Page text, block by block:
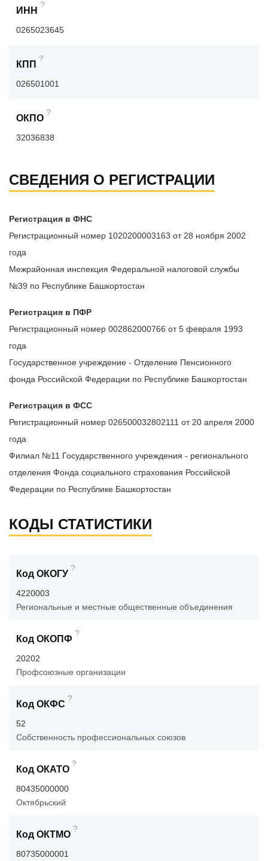
ИНН
?
0265023645
КПП
?
026501001
ОКПО
?
32036838
СВЕДЕНИЯ О РЕГИСТРАЦИИ
Регистрация в ФНС
Регистрационный номер 1020200003163 от 28 ноября 2002
года
Межрайонная инспекция Федеральной налоговой службы
№39 по Республике Башкортостан
Регистрация в ПФР
Регистрационный номер 002862000766 от 5 февраля 1993
года
Государственное учреждение - Отделение Пенсионного
фонда Российской Федерации по Республике Башкортостан
Регистрация в ФСС
Регистрационный номер 026500032802111 от 20 апреля 2000
года
Филиал №11 Государственного учреждения - регионального
отделения Фонда социального страхования Российской
Федерации по Республике Башкортостан
КОДЫ СТАТИСТИКИ
Код ОКОГУ
?
4220003
Региональные и местные общественные объединения
Код ОКОПФ
?
20202
Профсоюзные организации
Код ОКФС
?
52
Собственность профессиональных союзов
Код ОКАТО
?
80435000000
Октябрьский
Код ОКТМО
?
80735000001